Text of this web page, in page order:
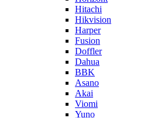
Hitachi
Hikvision
Harper
Fusion
Doffler
Dahua
BBK
Asano
Akai
Viomi
Yuno